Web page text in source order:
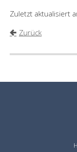
Zuletzt aktualisiert
Zurück